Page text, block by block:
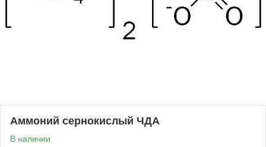
Аммоний сернокислый ЧДА
В наличии